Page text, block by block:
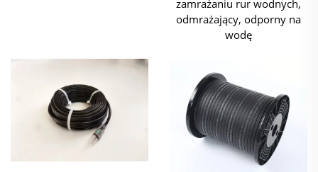
zamrażaniu rur wodnych,
odmrażający, odporny na
wodę